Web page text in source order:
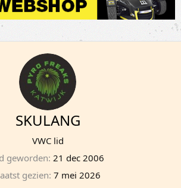
SKULANG
VWC lid
geworden 21 dec 2006
gezien 7 mei 2026